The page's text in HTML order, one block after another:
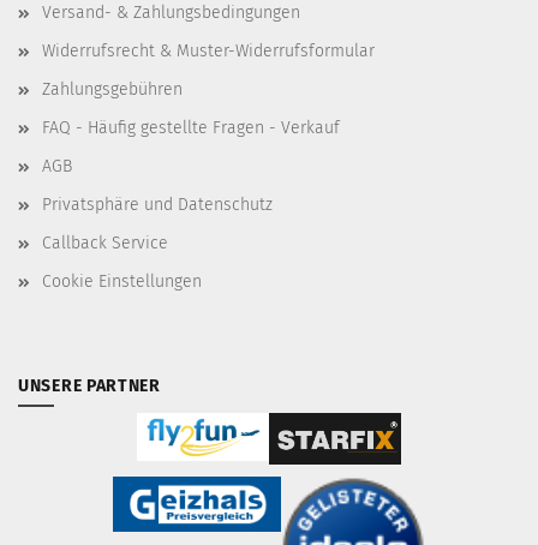
Versand- & Zahlungsbedingungen
Widerrufsrecht & Muster-Widerrufsformular
Zahlungsgebühren
FAQ - Häufig gestellte Fragen - Verkauf
AGB
Privatsphäre und Datenschutz
Callback Service
Cookie Einstellungen
UNSERE PARTNER